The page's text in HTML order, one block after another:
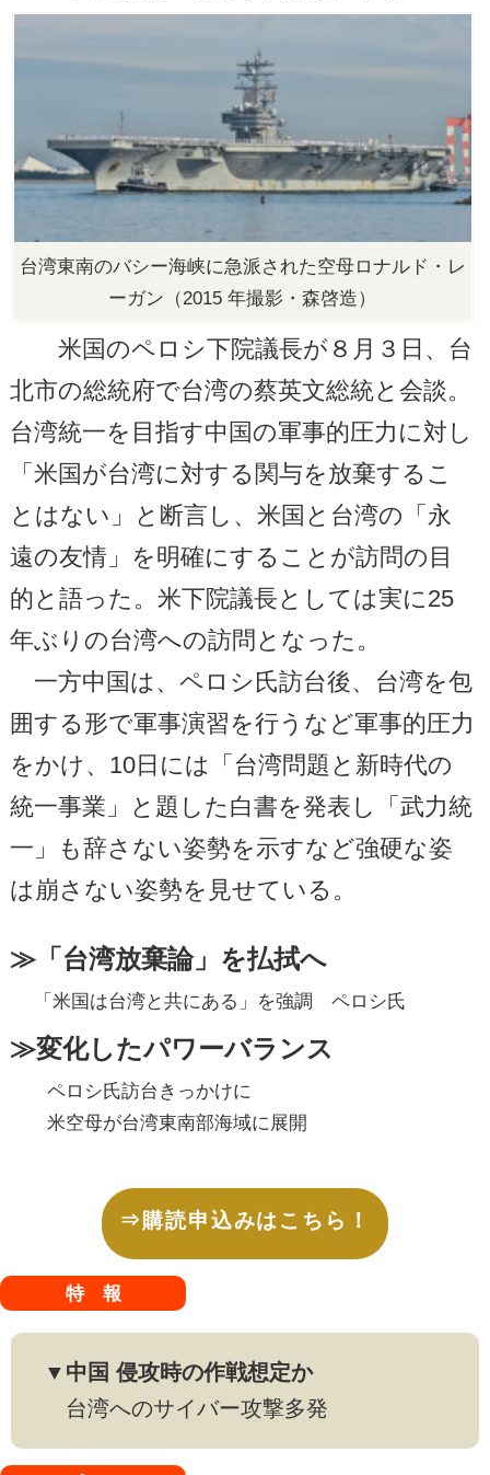
台湾東南のバシー海峡に急派された空母ロナルド・レ
ーガン（2015 年撮影・森啓造）
米国のペロシ下院議長が８月３日、台
北市の総統府で台湾の蔡英文総統と会談。
台湾統一を目指す中国の軍事的圧力に対し
「米国が台湾に対する関与を放棄するこ
とはない」と断言し、米国と台湾の「永
遠の友情」を明確にすることが訪問の目
的と語った。米下院議長としては実に25
年ぶりの台湾への訪問となった。
一方中国は、ペロシ氏訪台後、台湾を包
囲する形で軍事演習を行うなど軍事的圧力
をかけ、10日には「台湾問題と新時代の
統一事業」と題した白書を発表し「武力統
一」も辞さない姿勢を示すなど強硬な姿
は崩さない姿勢を見せている。
≫「台湾放棄論」を払拭へ
「米国は台湾と共にある」を強調 ペロシ氏
≫変化したパワーバランス
ペロシ氏訪台きっかけに
米空母が台湾東南部海域に展開
⇒購読申込みはこちら！
特 報
▼中国 侵攻時の作戦想定か
台湾へのサイバー攻撃多発